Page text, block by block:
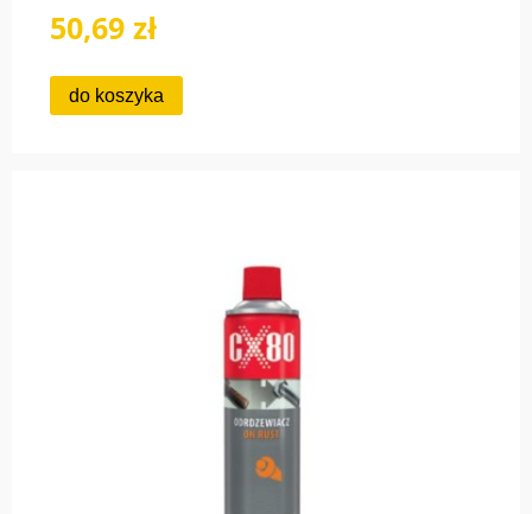
50,69 zł
do koszyka